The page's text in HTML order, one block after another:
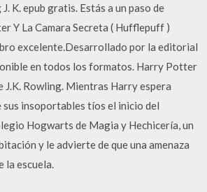
K. epub gratis. Estás a un paso de
Y La Camara Secreta ( Hufflepuff )
excelente.Desarrollado por la editorial
en todos los formatos. Harry Potter
J.K. Rowling. Mientras Harry espera
sus insoportables tíos el inicio del
Hogwarts de Magia y Hechicería, un
y le advierte de que una amenaza
la escuela.